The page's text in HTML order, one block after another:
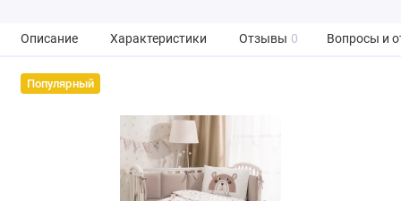
Описание Характеристики Отзывы 0 Вопросы и
Популярный